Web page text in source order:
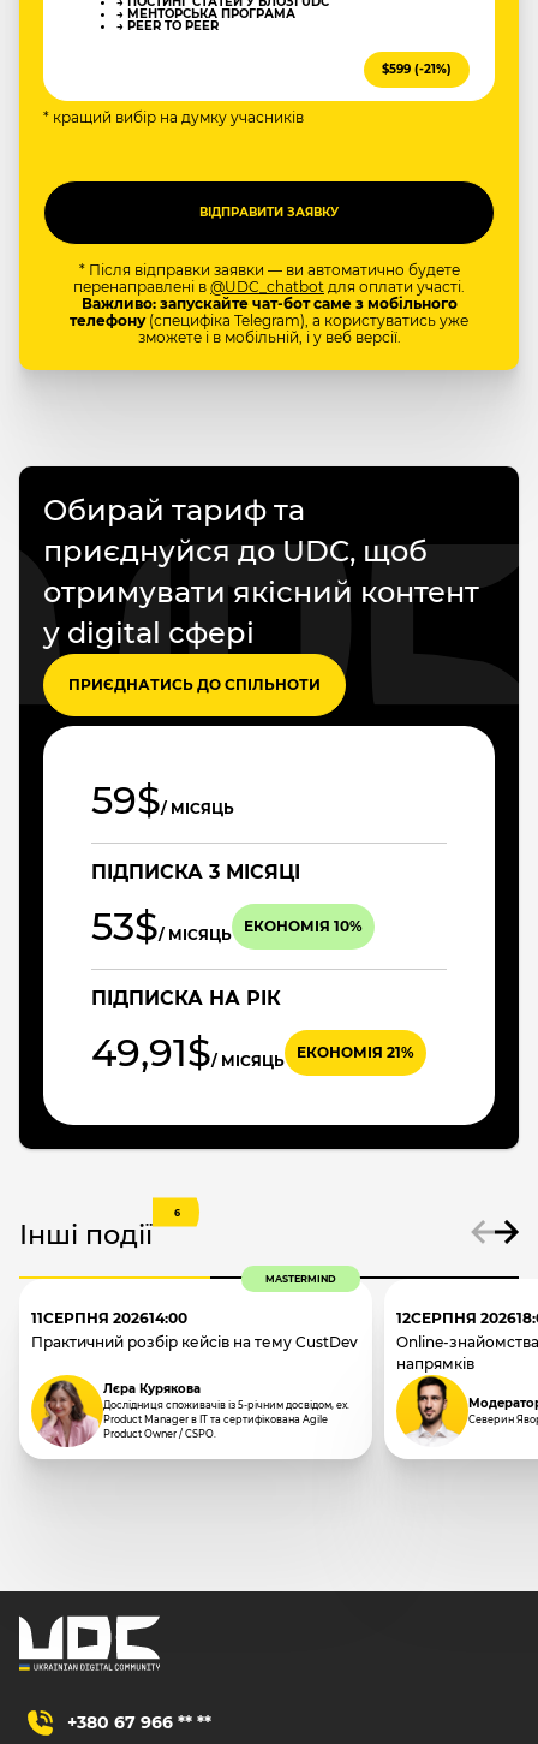
→ МЕНТОРСЬКА ПРОГРАМА
→ PEER TO PEER
$599 (-21%)
* кращий вибір на думку учасників
* Після відправки заявки — ви автоматично будете
перенаправлені в @UDC_chatbot для оплати участі.
Важливо: запускайте чат-бот саме з мобільного
телефону(специфіка Telegram), а користуватись уже
зможете і в мобільній, і у веб версії.
Обирай тариф та
приєднуйся до UDC, щоб
отримувати якісний контент
у digital сфері
ПРИЄДНАТИСЬ ДО СПІЛЬНОТИ
59$/ МІСЯЦЬ
ПІДПИСКА 3 МІСЯЦІ
53$/ МІСЯЦЬ ЕКОНОМІЯ 10%
ПІДПИСКА НА РІК
49,91$/ МІСЯЦЬ ЕКОНОМІЯ 21%
Інші події
6
MASTERMIND
11СЕРПНЯ 202614:00
Практичний розбір кейсів на тему CustDev
Лєра Курякова
Дослідниця споживачів із 5-річним досвідом, ex.
Product Manager в IT та сертифікована Agile
Product Owner / CSPO.
12СЕРПНЯ 2026
Online-
напрямків
Северин
+380 67 966 ** **